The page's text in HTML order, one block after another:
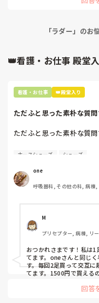
「ラダー」のお
👑看護・お仕事 殿堂
看護・お仕事 👑殿堂入り
ただふと思った素朴な質
ただふと思った素朴な質問
自費購入するナースシュ
わたしの職場の指定は「白
すぐに汚くなるので
半年〜1年未満で交換して
職場の人が「ナースシュ
て言ってて、わたしの倍
で、世の皆さんはどうな
ナースシューズ シューズ
one
呼吸器科, その他の科, 病棟
M
プリセプター, 病棟, リ
おつかれさまです！私は
てます。oneさんと同じ
す。毎回2足買って交互
てます。1500円で買える
回答